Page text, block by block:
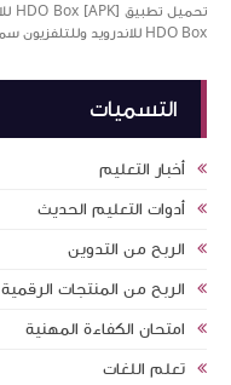
HDO Box للاندرويد وللتلفزيون سمارت في عالم التطبيقات الضخم لأجهزة الأ...
التسميات
أخبار التعليم
أدوات التعليم الحديث
الربح من التدوين
الربح من المنتجات الرقمية
امتحان الكفاءة المهنية
تعلم اللغات